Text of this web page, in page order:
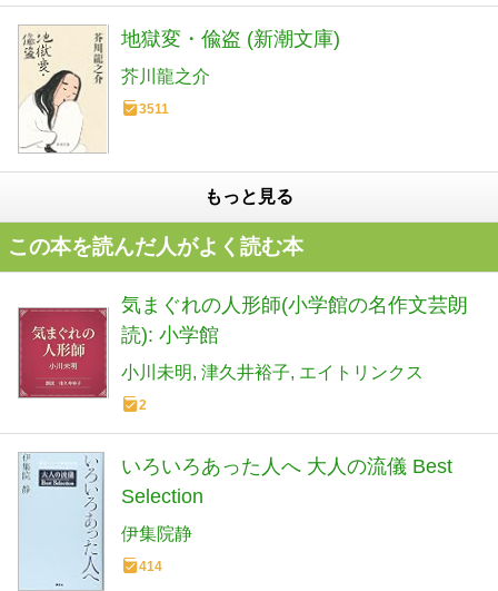
地獄変・偸盗 (新潮文庫)
芥川龍之介
3511
もっと見る
この本を読んだ人がよく読む本
気まぐれの人形師(小学館の名作文芸朗
読): 小学館
小川未明 津久井裕子 エイトリンクス
2
いろいろあった人へ 大人の流儀 Best
Selection
伊集院静
414